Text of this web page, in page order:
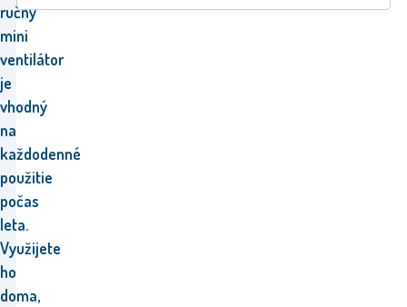
ručný
mini
ventilátor
je
vhodný
na
každodenné
použitie
počas
leta.
Využijete
ho
doma,